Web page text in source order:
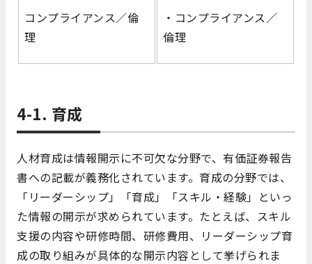
コンプライアンス／倫
理
・コンプライアンス／
倫理
4-1. 育成
人材育成は情報開示に不可欠な分野で、有価証券報告
書への記載が義務化されています。育成の分野では、
「リーダーシップ」「育成」「スキル・経験」といっ
た情報の開示が求められています。たとえば、スキル
支援の内容や研修時間、研修費用、リーダーシップ育
成の取り組みが具体的な開示内容として挙げられま